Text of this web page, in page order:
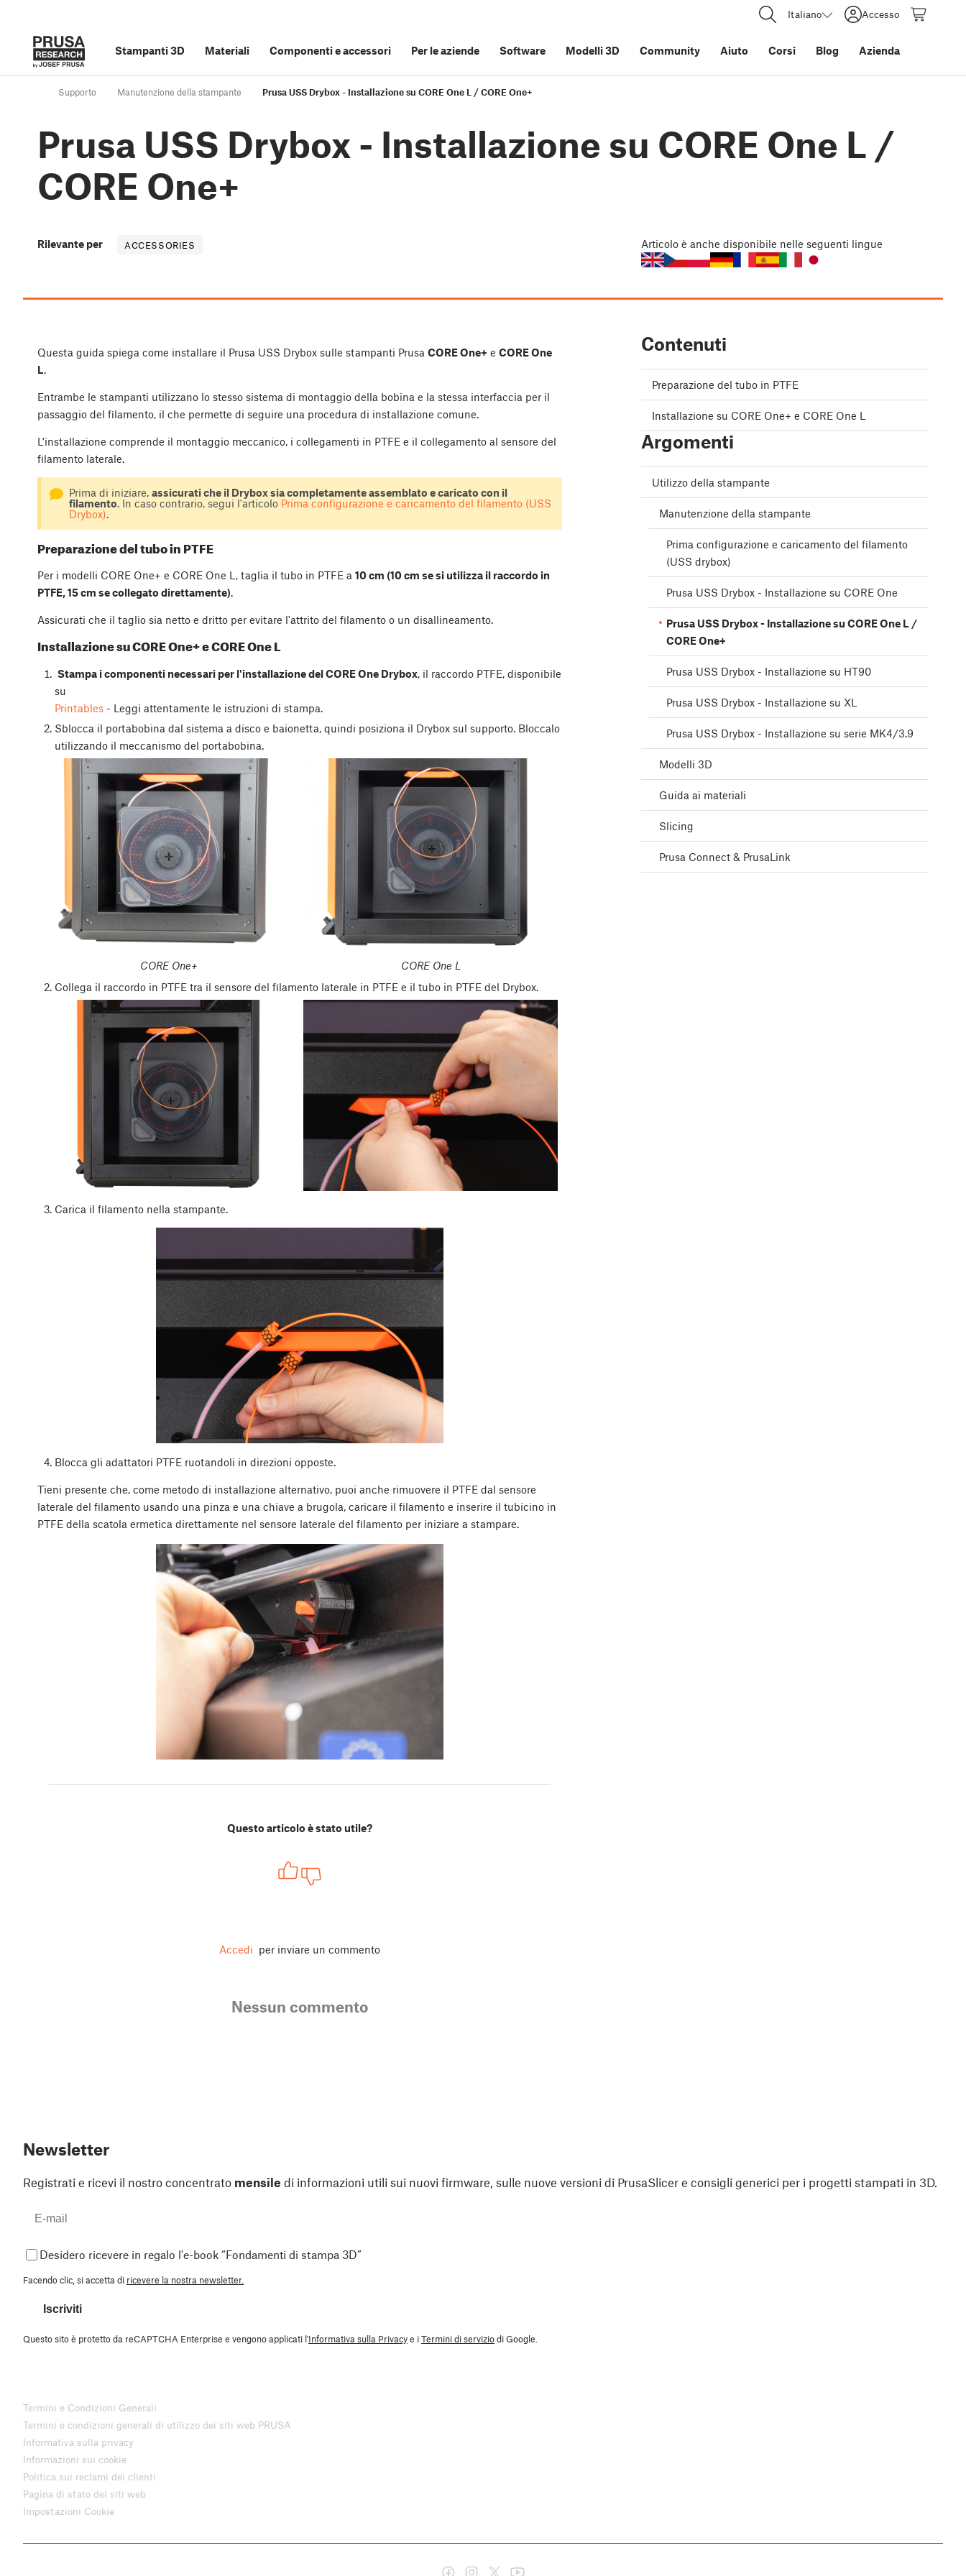
Italiano Accesso
Stampanti 3D Materiali Componenti e accessori Per le aziende Software Modelli 3D Community Aiuto Corsi Blog Azienda
Supporto Manutenzione della stampante Prusa USS Drybox - Installazione su CORE One L / CORE One+
Prusa USS Drybox - Installazione su CORE One L /
CORE One+
Rilevante per ACCESSORIES Articolo è anche disponibile nelle seguenti lingue
Questa guida spiega come installare il Prusa USS Drybox sulle stampanti Prusa CORE One+ e CORE One
L.
Entrambe le stampanti utilizzano lo stesso sistema di montaggio della bobina e la stessa interfaccia per il
passaggio del filamento, il che permette di seguire una procedura di installazione comune.
L'installazione comprende il montaggio meccanico, i collegamenti in PTFE e il collegamento al sensore del
filamento laterale.
Prima di iniziare, assicurati che il Drybox sia completamente assemblato e caricato con il
filamento. In caso contrario, segui l'articolo Prima configurazione e caricamento del filamento (USS
Drybox).
Preparazione del tubo in PTFE
Per i modelli CORE One+ e CORE One L, taglia il tubo in PTFE a 10 cm (10 cm se si utilizza il raccordo in
PTFE, 15 cm se collegato direttamente).
Assicurati che il taglio sia netto e dritto per evitare l'attrito del filamento o un disallineamento.
Installazione su CORE One+ e CORE One L
Stampa i componenti necessari per l'installazione del CORE One Drybox, il raccordo PTFE, disponibile
su
Printables- Leggi attentamente le istruzioni di stampa.
Sblocca il portabobina dal sistema a disco e baionetta, quindi posiziona il Drybox sul supporto. Bloccalo
utilizzando il meccanismo del portabobina.
CORE One+
CORE One L
Collega il raccordo in PTFE tra il sensore del filamento laterale in PTFE e il tubo in PTFE del Drybox.
Carica il filamento nella stampante.
Blocca gli adattatori PTFE ruotandoli in direzioni opposte.
Tieni presente che, come metodo di installazione alternativo, puoi anche rimuovere il PTFE dal sensore
laterale del filamento usando una pinza e una chiave a brugola, caricare il filamento e inserire il tubicino in
PTFE della scatola ermetica direttamente nel sensore laterale del filamento per iniziare a stampare.
Questo articolo è stato utile?
Accedi per inviare un commento
Nessun commento
Contenuti
Preparazione del tubo in PTFE
Installazione su CORE One+ e CORE One L
Argomenti
Utilizzo della stampante
Manutenzione della stampante
Prima configurazione e caricamento del filamento
(USS drybox)
Prusa USS Drybox - Installazione su CORE One
Prusa USS Drybox - Installazione su CORE One L /
CORE One+
Prusa USS Drybox - Installazione su HT90
Prusa USS Drybox - Installazione su XL
Prusa USS Drybox - Installazione su serie MK4/3.9
Modelli 3D
Guida ai materiali
Slicing
Prusa Connect & PrusaLink
Newsletter
Registrati e ricevi il nostro concentrato mensile di informazioni utili sui nuovi firmware, sulle nuove versioni di PrusaSlicer e consigli generici per i progetti stampati in 3D.
Desidero ricevere in regalo l'e-book “Fondamenti di stampa 3D”
Facendo clic, si accetta di ricevere la nostra newsletter.
Iscriviti
Questo sito è protetto da reCAPTCHA Enterprise e vengono applicati l'Informativa sulla Privacye iTermini di serviziodi Google.
Termini e Condizioni Generali
Termini e condizioni generali di utilizzo dei siti web PRUSA
Informativa sulla privacy
Informazioni sui cookie
Politica sui reclami dei clienti
Pagina di stato dei siti web
Impostazioni Cookie